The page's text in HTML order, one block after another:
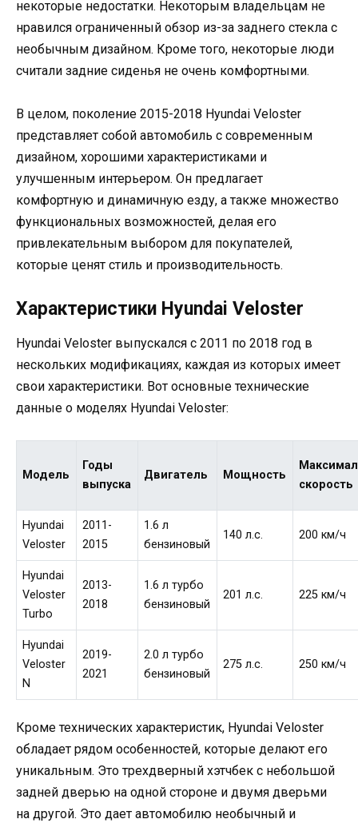
некоторые недостатки. Некоторым владельцам не
нравился ограниченный обзор из-за заднего стекла с
необычным дизайном. Кроме того, некоторые люди
считали задние сиденья не очень комфортными.
В целом, поколение 2015-2018 Hyundai Veloster
представляет собой автомобиль с современным
дизайном, хорошими характеристиками и
улучшенным интерьером. Он предлагает
комфортную и динамичную езду, а также множество
функциональных возможностей, делая его
привлекательным выбором для покупателей,
которые ценят стиль и производительность.
Характеристики Hyundai Veloster
Hyundai Veloster выпускался с 2011 по 2018 год в
нескольких модификациях, каждая из которых имеет
свои характеристики. Вот основные технические
данные о моделях Hyundai Veloster:
Модель
Годы
выпуска
Двигатель Мощность
скорость
Hyundai
Veloster
2011-
2015
1.6 л
бензиновый
140 л.с. 200 км/ч
Hyundai
Veloster
Turbo
2013-
2018
1.6 л турбо
бензиновый
201 л.с. 225 км/ч
Hyundai
Veloster
N
2019-
2021
2.0 л турбо
бензиновый
275 л.с. 250 км/ч
Кроме технических характеристик, Hyundai Veloster
обладает рядом особенностей, которые делают его
уникальным. Это трехдверный хэтчбек с небольшой
задней дверью на одной стороне и двумя дверьми
на другой. Это дает автомобилю необычный и